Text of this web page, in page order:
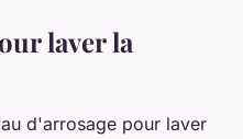
laver la
d'arrosage pour laver